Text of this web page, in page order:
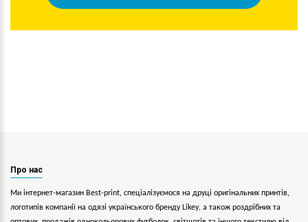
Про нас
Ми інтернет-магазин Best-print, спеціалізуємося на друці оригінальних принтів,
логотипів компанії на одязі українського бренду Likey, а також роздрібних та